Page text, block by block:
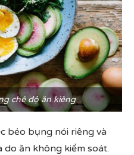
chế độ ăn kiêng
béo bụng nói riêng và
ăn không kiểm soát.